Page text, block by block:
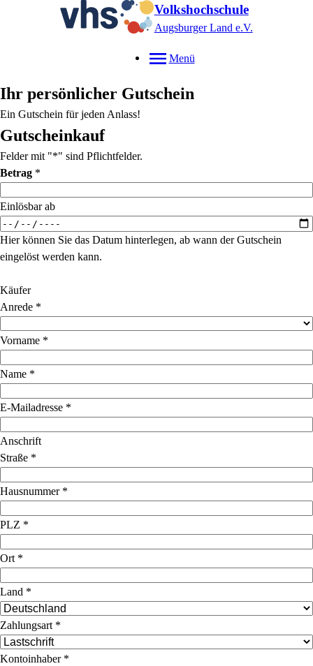
Volkshochschule
Augsburger Land e.V.
Menü
Ihr persönlicher Gutschein
Ein Gutschein für jeden Anlass!
Gutscheinkauf
Felder mit "*" sind Pflichtfelder.
Betrag *
Einlösbar ab
Hier können Sie das Datum hinterlegen, ab wann der Gutschein
eingelöst werden kann.
Käufer
Anrede *
Vorname *
Name *
E-Mailadresse *
Anschrift
Straße *
Hausnummer*
PLZ *
Ort *
Land *
Zahlungsart *
Kontoinhaber*